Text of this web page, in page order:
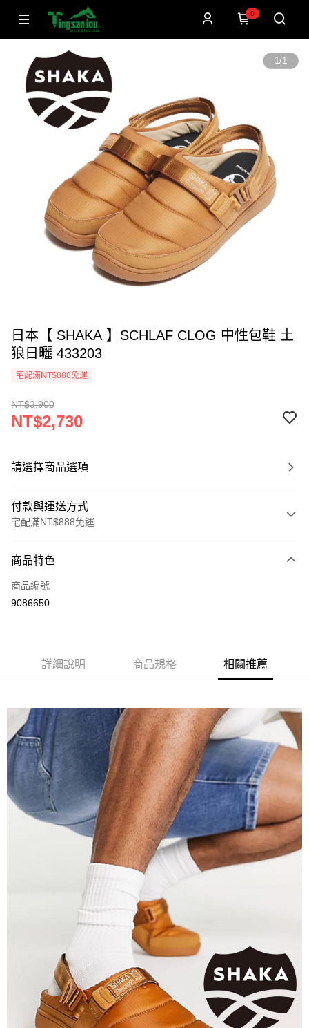
0
1/1
日本【 SHAKA 】SCHLAF CLOG 中性包鞋 土
狼日曬 433203
宅配滿NT$888免運
NT$3,900
NT$2,730
請選擇商品選項
付款與運送方式
宅配滿NT$888免運
信用卡一次付款
信用卡分期付款
上海商業儲蓄銀行
台北富邦商業銀行
兆豐國際商業銀行
匯豐（台灣）商業銀行
華泰商業銀行
聯邦商業銀行
遠東國際商業銀行
元大商業銀行
永豐商業銀行
玉山商業銀行
星展（台灣）商業銀行
台新國際商業銀行
中國信託商業銀行
台灣樂天信用卡公司
合作金庫商業銀行
第一商業銀行
臺灣中小企業銀行
台中商業銀行
匯豐（台灣）商業銀行
華泰商業銀行
聯邦商業銀行
遠東國際商業銀行
元大商業銀行
永豐商業銀行
玉山商業銀行
星展（台灣）商業銀行
台新國際商業銀行
中國信託商業銀行
台灣樂天信用卡公司
12 期 0 利率 每期 NT$227 21家銀行
上海商業儲蓄銀行
台北富邦商業銀行
國泰世華商業銀行
兆豐國際商業銀行
臺灣中小企業銀行
台中商業銀行
匯豐（台灣）商業銀行
華泰商業銀行
聯邦商業銀行
遠東國際商業銀行
元大商業銀行
永豐商業銀行
玉山商業銀行
星展（台灣）商業銀行
台新國際商業銀行
中國信託商業銀行
台灣樂天信用卡公司
20家銀行
華南商業銀行
彰化商業銀行
上海商業儲蓄銀行
台北富邦商業銀行
兆豐國際商業銀行
臺灣中小企業銀行
台中商業銀行
匯豐（台灣）商業銀行
華泰商業銀行
聯邦商業銀行
遠東國際商業銀行
元大商業銀行
永豐商業銀行
玉山商業銀行
星展（台灣）商業銀行
台新國際商業銀行
中國信託商業銀行
台灣樂天信用卡公司
悠遊付
AFTEE先享後付
相關說明
【關於「AFTEE先享後付」】
AFTEE先享後付是「在收到商品之後才付款」的支付方式。 讓您購物簡單
便利好安心！
１．簡單：不需註冊會員、不需綁卡、不需儲值。
２．便利：只要手機號碼，簡訊認證，即可結帳。
３．安心：先確認商品／服務後，再付款。
【「AFTEE先享後付」結帳流程】
１．於結帳方式選擇「AFTEE先享後付」後，將跳轉至「AFTEE先享後付」
結帳頁面，進行簡訊認證並確認金額後，即可完成結帳。
２．訂單成立數日內，您將收到繳費通知簡訊。
３．收到繳費通知簡訊後14天內，點擊此簡訊中的連結，可透過四大超商／
ATM／網路銀行／等多元方式進行付款，方視為交易完成。
※ 請注意：結帳手續完成當下不需立刻繳費，但若您需要取消訂單，請聯絡
購買商品的店家。未經商家同意取消之訂單仍視為有效，需透過AFTEE先享
後付繳納相關費用。
※ 交易是否成功請以「AFTEE先享後付 」之結帳頁面顯示為準，若有關於
是否繳費成功／繳費後需取消欲退款等相關疑問，請聯繫「AFTEE先享後付
客戶支援中心」https://netprotections.freshdesk.com/support/home
運送方式
每筆NT$120，滿NT$888(含以上)免運費
商品特色
商品編號
9086650
詳細說明 商品規格 相關推薦